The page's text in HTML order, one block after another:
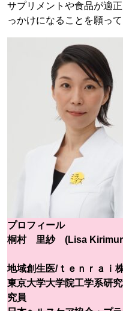
サプリメントや食品が適
っかけになることを願って
プロフィール
桐村 里紗 (Lisa
地域創生医/ｔｅｎｒａ
東京大学大学院工学系研
究員